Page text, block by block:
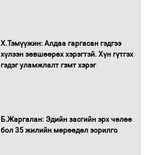
Н.Номтойбаяр: Аймгуудад тулгамдаж
буй асуудлуудыг Засгийн газрын
хуралдаанд танилцуулж,
эрэгтэйчүүдийн волейболын тэмцээнд
оролцож байгаа баг тамирчдад
Х.Тэмүүжин: Алдаа гаргасан гэдгээ
хүлээн зөвшөөрөх хэрэгтэй. Хүн гүтгэх
гэдэг уламжлалт гэмт хэрэг
Б.Жаргалан: Эдийн засгийн эрх чөлөө
бол 35 жилийн мөрөөдөл зорилго